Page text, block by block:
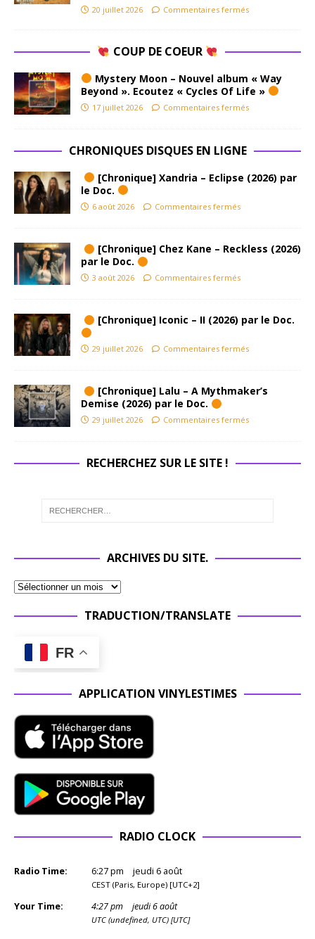
20 juillet 2026 Commentaires fermés
COUP DE COEUR
Mystery Moon – Nouvel album « Way
Beyond ». Ecoutez « Cycles Of Life »
17 juillet 2026 Commentaires fermés
CHRONIQUES DISQUES EN LIGNE
[Chronique] Xandria – Eclipse (2026) par
le Doc.
6 août 2026 Commentaires fermés
[Chronique] Chez Kane – Reckless (2026)
par le Doc.
3 août 2026 Commentaires fermés
[Chronique] Iconic – II (2026) par le Doc.
29 juillet 2026 Commentaires fermés
[Chronique] Lalu – A Mythmaker’s
Demise (2026) par le Doc.
29 juillet 2026 Commentaires fermés
RECHERCHEZ SUR LE SITE !
ARCHIVES DU SITE.
TRADUCTION/TRANSLATE
FR
APPLICATION VINYLESTIMES
RADIO CLOCK
Radio Time: 6:27pm jeudi 6 août
CEST (Paris, Europe) [UTC+2]
Your Time: 4:27pm jeudi 6 août
UTC (undefined, UTC) [UTC]